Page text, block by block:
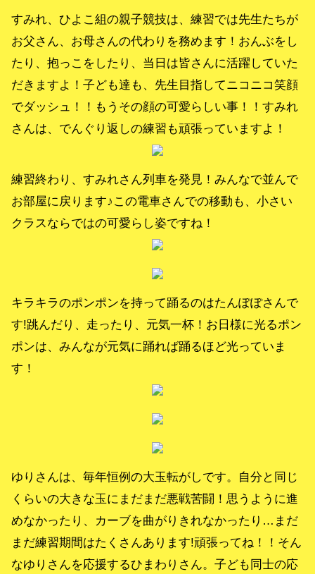
すみれ、ひよこ組の親子競技は、練習では先生たちが
お父さん、お母さんの代わりを務めます！おんぶをし
たり、抱っこをしたり、当日は皆さんに活躍していた
だきますよ！子ども達も、先生目指してニコニコ笑顔
でダッシュ！！もうその顔の可愛らしい事！！すみれ
さんは、でんぐり返しの練習も頑張っていますよ！
練習終わり、すみれさん列車を発見！みんなで並んで
お部屋に戻ります♪この電車さんでの移動も、小さい
クラスならではの可愛らし姿ですね！
キラキラのポンポンを持って踊るのはたんぽぽさんで
す!跳んだり、走ったり、元気一杯！お日様に光るポン
ポンは、みんなが元気に踊れば踊るほど光っていま
す！
ゆりさんは、毎年恒例の大玉転がしです。自分と同じ
くらいの大きな玉にまだまだ悪戦苦闘！思うように進
めなかったり、カーブを曲がりきれなかったり…まだ
まだ練習期間はたくさんあります!頑張ってね！！そん
なゆりさんを応援するひまわりさん。子ども同士の応